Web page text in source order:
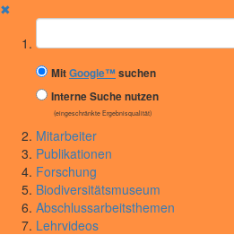
✖
Suchbegriff
MitGoogle™suchen
Interne Suche nutzen
(eingeschränkte Ergebnisqualität)
Mitarbeiter
Publikationen
Forschung
Biodiversitätsmuseum
Abschlussarbeitsthemen
Lehrvideos